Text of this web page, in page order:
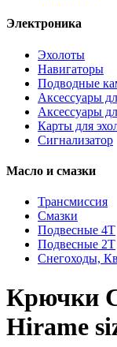
Электроника
Эхолоты
Навигаторы
Подводные
Аксессуары
Аксессуары
Карты для
Сигнализатор
Масло и смазки
Трансмиссия
Смазки
Подвесные 4Т
Подвесные 2Т
Снегоходы,
Крючки
Hirame